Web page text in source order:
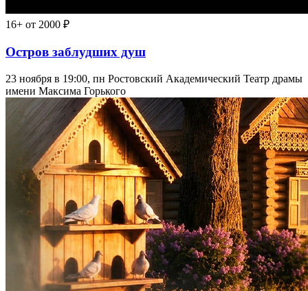
16+ от 2000 ₽
Остров заблудших душ
23 ноября в 19:00, пн Ростовский Академический Театр драмы
имени Максима Горького